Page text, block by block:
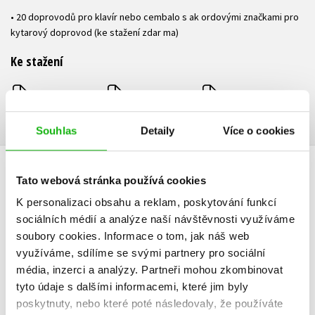
Souhlas Detaily Více o cookies
Tato webová stránka používá cookies
K personalizaci obsahu a reklam, poskytování funkcí
sociálních médií a analýze naší návštěvnosti využíváme
soubory cookies. Informace o tom, jak náš web
využíváme, sdílíme se svými partnery pro sociální
média, inzerci a analýzy. Partneři mohou zkombinovat
tyto údaje s dalšími informacemi, které jim byly
poskytnuty, nebo které poté následovaly, že používáte
• 20 doprovodů pro klavír nebo cembalo s ak ordovými značkami pro
kytarový doprovod (ke stažení zdar ma)
Ke stažení
DALŠÍ TITULY Z ŘADY "ŠKOLA HRY NA ZOBCOVOU
FLÉTNU"
Škola hry na
zobcovou flétnu
zobcovou